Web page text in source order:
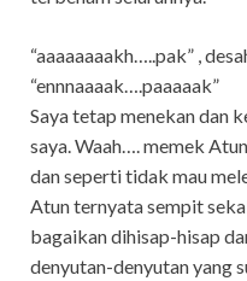
“aaaaaaaakh…..pak” ,
“ennnaaaak….paaaaak”
Saya tetap menekan dan
saya. Waah…. memek
dan seperti tidak mau
Atun ternyata sempit
bagaikan dihisap-hisap
denyutan-denyutan yang